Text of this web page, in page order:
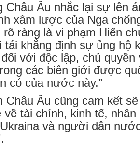
Châu Âu nhắc lại sự lên
xâm lược của Nga
rõ ràng là vi phạm Hiến
tái khẳng định sự ủng hộ
với độc lập, chủ
các biên giới được
có của nước này.”
Châu Âu cũng cam kết
về tài chính, kinh tế,
và người dân